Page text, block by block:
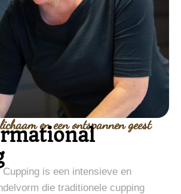
en een ontspannen geest
is een intensieve en
die traditionele cupping